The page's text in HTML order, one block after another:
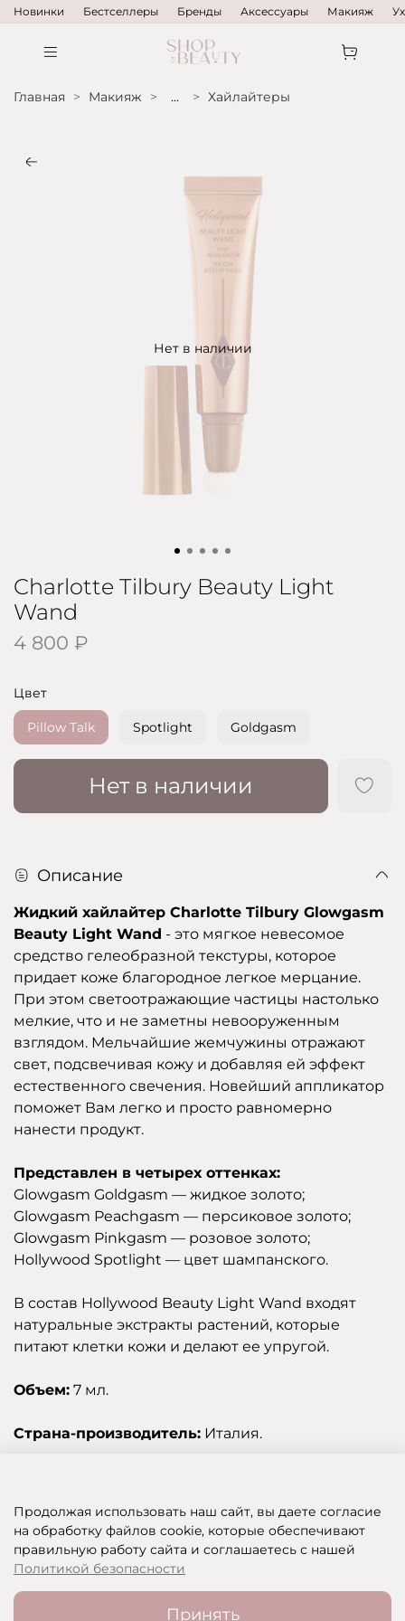
Новинки Бестселлеры Бренды Аксессуары Макияж
Главная Макияж ... Хайлайтеры
Нет в наличии
Charlotte Tilbury Beauty Light
Wand
4 800 ₽
Нет в наличии
Цвет
Pillow Talk Spotlight Goldgasm
Описание
Жидкий хайлайтер Charlotte Tilbury Glowgasm
Beauty Light Wand - это мягкое невесомое
средство гелеобразной текстуры, которое
придает коже благородное легкое мерцание.
При этом светоотражающие частицы настолько
мелкие, что и не заметны невооруженным
взглядом. Мельчайшие жемчужины отражают
свет, подсвечивая кожу и добавляя ей эффект
естественного свечения. Новейший аппликатор
поможет Вам легко и просто равномерно
нанести продукт.
Представлен в четырех оттенках:
Glowgasm Goldgasm — жидкое золото;
Glowgasm Peachgasm — персиковое золото;
Glowgasm Pinkgasm — розовое золото;
Hollywood Spotlight — цвет шампанского.
В состав Hollywood Beauty Light Wand входят
натуральные экстракты растений, которые
питают клетки кожи и делают ее упругой.
Объем: 7 мл.
Страна-производитель: Италия.
SHOP OF BEAUTY - МУЛЬТИБРЕНДОВЫЙ ИНТЕРНЕТ-МАГАЗИН КОСМЕТИКИ
Продолжая использовать наш сайт, вы даете согласие
на обработку файлов cookie, которые обеспечивают
правильную работу сайта и соглашаетесь с нашей
Политикой безопасности
Принять